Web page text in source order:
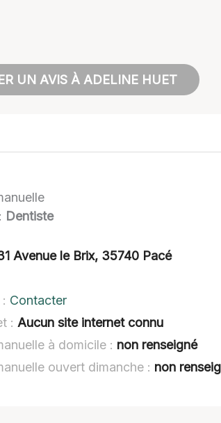
UN AVIS À ADELINE HUET
Dentiste
Avenue le Brix, 35740 Pacé
Contacter
: Aucun site internet connu
à domicile : non renseigné
ouvert dimanche : non